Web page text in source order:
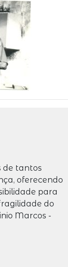
de tantos
oferecendo
para
do
Marcos -